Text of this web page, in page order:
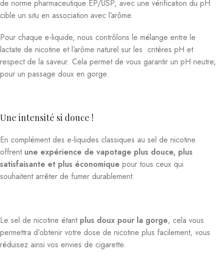
de norme pharmaceutique EP/USP, avec une vérification du pH
cible un situ en association avec l’arôme.
Pour chaque e-liquide, nous contrôlons le mélange entre le
lactate de nicotine et l’arôme naturel sur les critères pH et
respect de la saveur. Cela permet de vous garantir un pH neutre,
pour un passage doux en gorge.
Une intensité si douce !
En complément des e-liquides classiques au sel de nicotine
offrent une expérience de vapotage plus douce, plus
satisfaisante et plus économique pour tous ceux qui
souhaitent arrêter de fumer durablement.
Le sel de nicotine étant plus doux pour la gorge, cela vous
permettra d’obtenir votre dose de nicotine plus facilement, vous
réduisez ainsi vos envies de cigarette.